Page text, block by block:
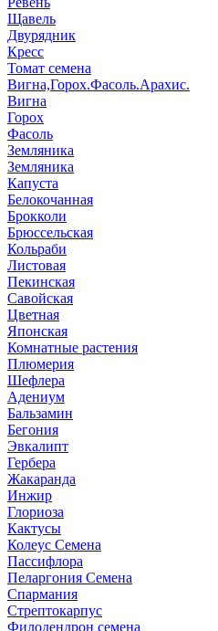
Щавель
Двурядник
Кресс
Томат семена
Вигна,Горох.Фасоль.Арахис.
Вигна
Горох
Фасоль
Земляника
Земляника
Капуста
Белокочанная
Брокколи
Брюссельская
Кольраби
Листовая
Пекинская
Савойская
Цветная
Японская
Комнатные растения
Плюмерия
Шефлера
Адениум
Бальзамин
Бегония
Эвкалипт
Гербера
Жакаранда
Инжир
Глориоза
Кактусы
Колеус Семена
Пассифлора
Пеларгония Семена
Спармания
Стрептокарпус
Филодендрон семена